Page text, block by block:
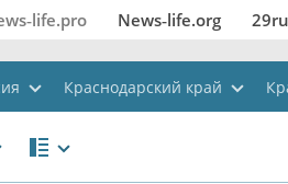
News‑life.org
Краснодарский край